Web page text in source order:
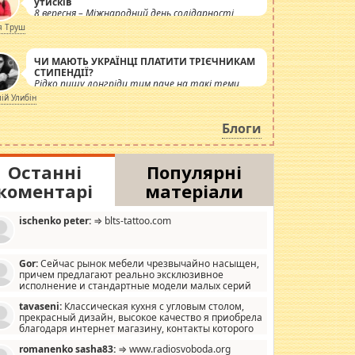
8 вересня – Міжнародний день солідарності
журналістів.
Труш
ЧИ МАЮТЬ УКРАЇНЦІ ПЛАТИТИ ТРІЄЧНИКАМ
СТИПЕНДІЇ?
Рідко пишу лонгріди тим паче на такі теми,
але вже просто дістало! Обурюють сьогоднішні
інсенуації навколо стипендіального питання.
Штучно роздувається ще одна соціальна
катастрофа.
Улибін
Блоги
Останні
Популярні
матеріали
ischenko peter: ⇒ blts-tattoo.com
Gor:Сейчас рынок мебели чрезвычайно насыщен,
причем предлагают реально эксклюзивное
исполнение и стандартные модели малых серий
мало походит на стандартные формы, в MebelOk,
и что главное - со вкусом все в порядке,
ненужных наворотов удорожающих мебель, а это не
tavaseni: Классическая кухня с угловым столом,
прекрасный дизайн, высокое качество я приобрела
благодаря интернет магазину, контакты которого
romanenko sasha83: ⇒ www.radiosvoboda.org